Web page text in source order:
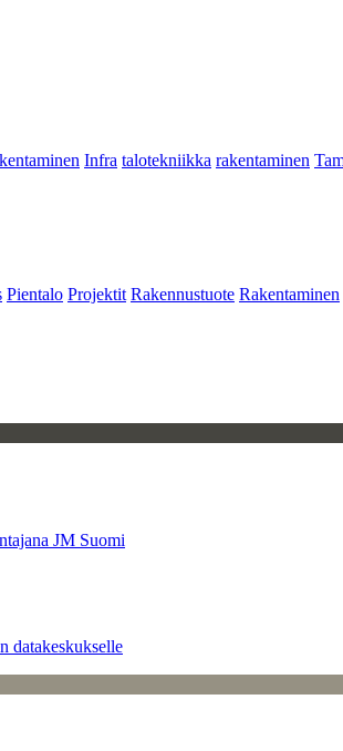
Infra talotekniikka rakentaminen
Pientalo Projektit Rakennustuote Rakentaminen
JM Suomi
datakeskukselle